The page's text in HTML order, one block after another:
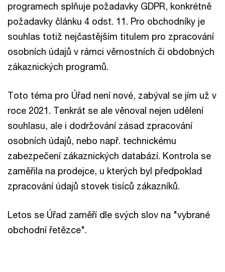
programech splňuje požadavky GDPR, konkrétně
požadavky článku 4 odst. 11. Pro obchodníky je
souhlas totiž nejčastějším titulem pro zpracování
osobních údajů v rámci věrnostních či obdobných
zákaznických programů.
Toto téma pro Úřad není nové, zabýval se jím už v
roce 2021. Tenkrát se ale věnoval nejen udělení
souhlasu, ale i dodržování zásad zpracování
osobních údajů, nebo např. technickému
zabezpečení zákaznických databází. Kontrola se
zaměřila na prodejce, u kterých byl předpoklad
zpracování údajů stovek tisíců zákazníků.
Letos se Úřad zaměří dle svých slov na "vybrané
obchodní řetězce".